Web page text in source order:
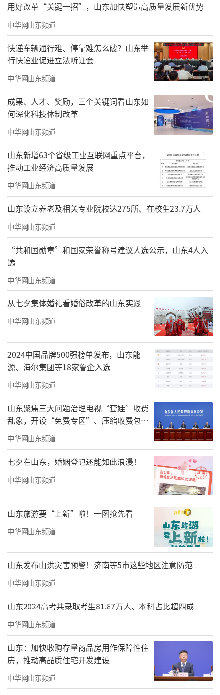
《乐手》
用好改革“关键一招”，山东加快塑造高质量发展新优势
中华网山东频道
快递车辆通行难、停靠难怎么破？山东举
行快递业促进立法听证会
中华网山东频道
成果、人才、奖励，三个关键词看山东如
何深化科技体制改革
中华网山东频道
山东新增63个省级工业互联网重点平台，
推动工业经济高质量发展
中华网山东频道
山东设立养老及相关专业院校达275所、在校生23.7万人
中华网山东频道
“共和国勋章”和国家荣誉称号建议人选公示，山东4人入
选
中华网山东频道
从七夕集体婚礼看婚俗改革的山东实践
中华网山东频道
2024中国品牌500强榜单发布，山东能
源、海尔集团等18家鲁企入选
中华网山东频道
山东聚焦三大问题治理电视“套娃”收费
乱象，开设“免费专区”、压缩收费包比
例70%以上
中华网山东频道
七夕在山东，婚姻登记还能如此浪漫！
中华网山东频道
山东旅游要“上新”啦！一图抢先看
中华网山东频道
山东发布山洪灾害预警！济南等5市这些地区注意防范
中华网山东频道
山东2024高考共录取考生81.87万人、本科占比超四成
中华网山东频道
山东：加快收购存量商品房用作保障性住
房，推动高品质住宅开发建设
中华网山东频道